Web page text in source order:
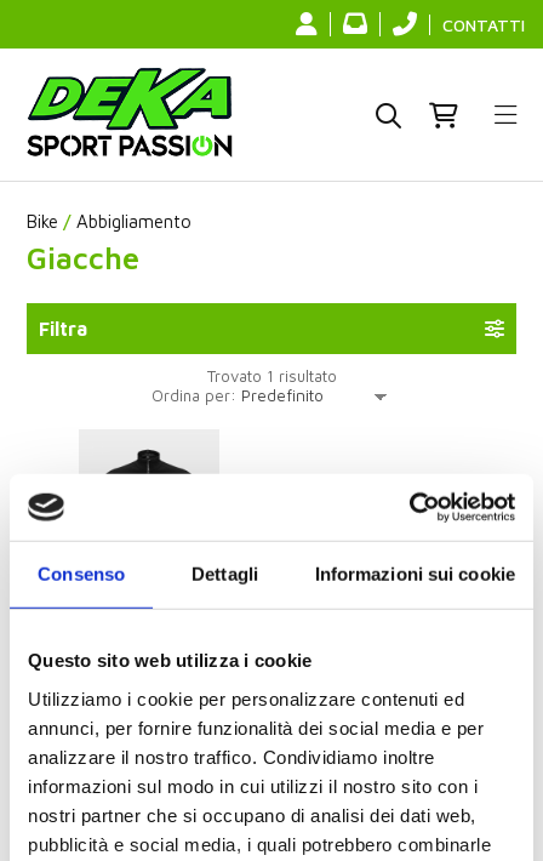
Consenso Dettagli Informazioni sui cookie
Questo sito web utilizza i cookie
Utilizziamo i cookie per personalizzare contenuti ed
annunci, per fornire funzionalità dei social media e per
analizzare il nostro traffico. Condividiamo inoltre
informazioni sul modo in cui utilizzi il nostro sito con i
nostri partner che si occupano di analisi dei dati web,
pubblicità e social media, i quali potrebbero combinarle
CONTATTI
Bike /Abbigliamento
Giacche
Filtra
Trovato 1 risultato
Ordina per:
Lavaredo Nero
€ 209.90
€ 189.90
AGGIUNGI